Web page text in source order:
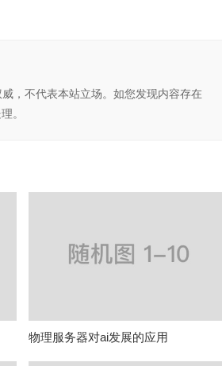
，不代表本站立场。如您发现内容存在
。
物理服务器对ai发展的应用